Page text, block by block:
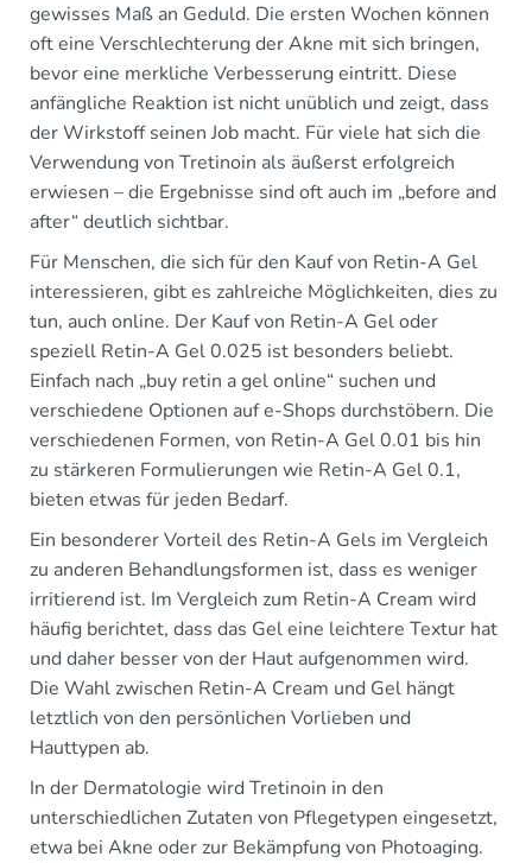
gewisses Maß an Geduld. Die ersten Wochen können
oft eine Verschlechterung der Akne mit sich bringen,
bevor eine merkliche Verbesserung eintritt. Diese
anfängliche Reaktion ist nicht unüblich und zeigt, dass
der Wirkstoff seinen Job macht. Für viele hat sich die
Verwendung von Tretinoin als äußerst erfolgreich
erwiesen – die Ergebnisse sind oft auch im „before and
after“ deutlich sichtbar.
Für Menschen, die sich für den Kauf von Retin-A Gel
interessieren, gibt es zahlreiche Möglichkeiten, dies zu
tun, auch online. Der Kauf von Retin-A Gel oder
speziell Retin-A Gel 0.025 ist besonders beliebt.
Einfach nach „buy retin a gel online“ suchen und
verschiedene Optionen auf e-Shops durchstöbern. Die
verschiedenen Formen, von Retin-A Gel 0.01 bis hin
zu stärkeren Formulierungen wie Retin-A Gel 0.1,
bieten etwas für jeden Bedarf.
Ein besonderer Vorteil des Retin-A Gels im Vergleich
zu anderen Behandlungsformen ist, dass es weniger
irritierend ist. Im Vergleich zum Retin-A Cream wird
häufig berichtet, dass das Gel eine leichtere Textur hat
und daher besser von der Haut aufgenommen wird.
Die Wahl zwischen Retin-A Cream und Gel hängt
letztlich von den persönlichen Vorlieben und
Hauttypen ab.
In der Dermatologie wird Tretinoin in den
unterschiedlichen Zutaten von Pflegetypen eingesetzt,
etwa bei Akne oder zur Bekämpfung von Photoaging.